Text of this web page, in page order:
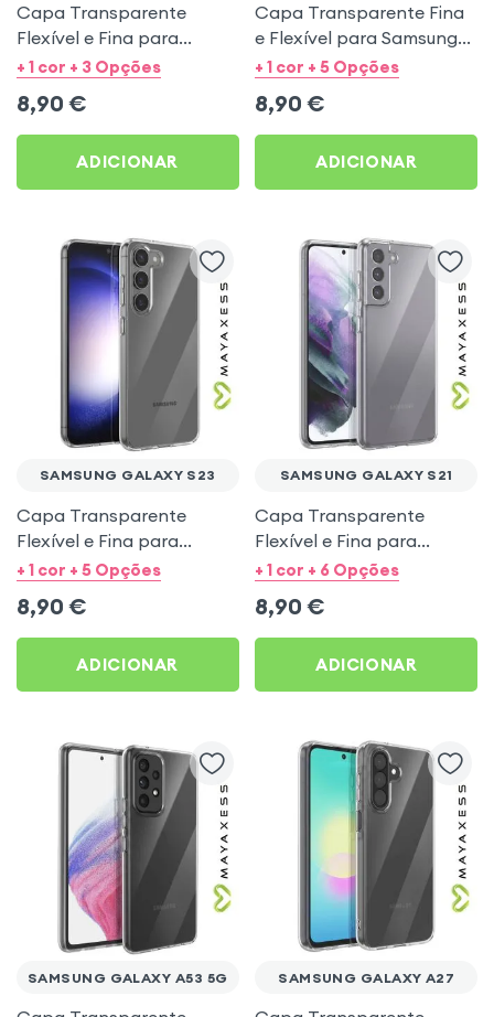
Capa Transparente
Flexível e Fina para
Samsung Galaxy S22
+ 1 cor + 3 Opções
8,90 €
ADICIONAR
Capa Transparente Fina
e Flexível para Samsung
Galaxy S21 FE
+ 1 cor + 5 Opções
8,90 €
ADICIONAR
SAMSUNG GALAXY S23
Capa Transparente
Flexível e Fina para
Samsung Galaxy S23 -
+ 1 cor + 5 Opções
8,90 €
ADICIONAR
SAMSUNG GALAXY S21
Capa Transparente
Flexível e Fina para
Samsung Galaxy S21 -
+ 1 cor + 6 Opções
8,90 €
ADICIONAR
SAMSUNG GALAXY A53 5G SAMSUNG GALAXY A27